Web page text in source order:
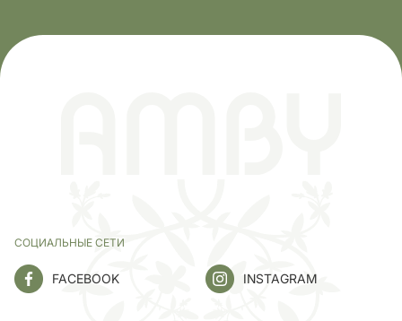
СОЦИАЛЬНЫЕ СЕТИ
FACEBOOK INSTAGRAM